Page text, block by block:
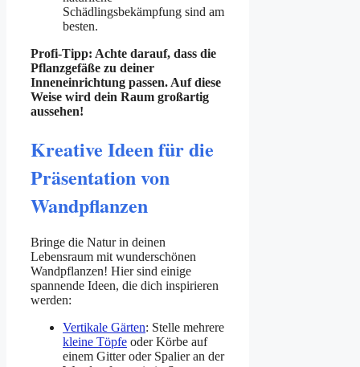
Schädlingsbekämpfung sind am
besten.
Profi-Tipp: Achte darauf, dass die
Pflanzgefäße zu deiner
Inneneinrichtung passen. Auf diese
Weise wird dein Raum großartig
aussehen!
Kreative Ideen für die
Präsentation von
Wandpflanzen
Bringe die Natur in deinen
Lebensraum mit wunderschönen
Wandpflanzen! Hier sind einige
spannende Ideen, die dich inspirieren
werden:
Vertikale Gärten: Stelle mehrere
kleine Töpfe oder Körbe auf
einem Gitter oder Spalier an der